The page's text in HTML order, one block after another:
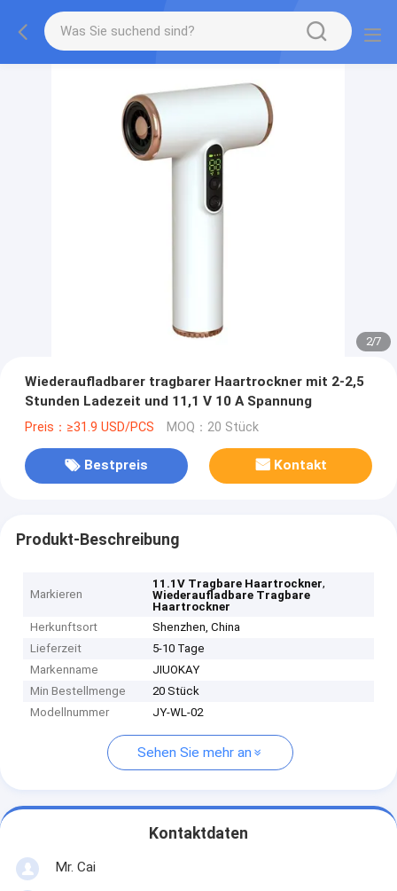
2/7
Wiederaufladbarer tragbarer Haartrockner mit 2-2,5
Stunden Ladezeit und 11,1 V 10 A Spannung
Preis：≥31.9 USD/PCS MOQ：20 Stück
Bestpreis Kontakt
Produkt-Beschreibung
Markieren
11.1V Tragbare Haartrockner,
Wiederaufladbare Tragbare
Haartrockner
Herkunftsort
Shenzhen, China
Lieferzeit
5-10 Tage
Markenname
JIUOKAY
Min Bestellmenge
20 Stück
Modellnummer
JY-WL-02
Sehen Sie mehr an
Kontaktdaten
Mr. Cai